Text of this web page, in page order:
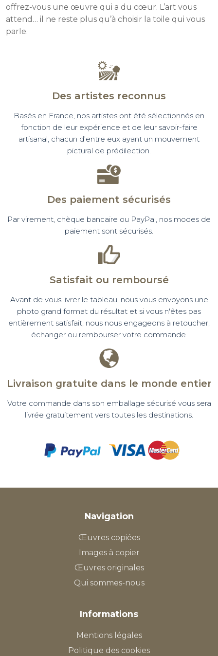
offrez-vous une œuvre qui a du cœur. L’art vous
attend… il ne reste plus qu’à choisir la toile qui vous
parle.
Des artistes reconnus
Basés en France, nos artistes ont été sélectionnés en
fonction de leur expérience et de leur savoir-faire
artisanal, chacun d'entre eux ayant un mouvement
pictural de prédilection.
Des paiement sécurisés
Par virement, chèque bancaire ou PayPal, nos modes de
paiement sont sécurisés.
Satisfait ou remboursé
Avant de vous livrer le tableau, nous vous envoyons une
photo grand format du résultat et si vous n'êtes pas
entièrement satisfait, nous nous engageons à retoucher,
échanger ou rembourser votre commande.
Livraison gratuite dans le monde entier
Votre commande dans son emballage sécurisé vous sera
livrée gratuitement vers toutes les destinations.
Navigation
Œuvres copiées
Images à copier
Œuvres originales
Qui sommes-nous
Informations
Mentions légales
Politique des cookies